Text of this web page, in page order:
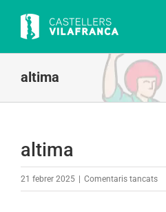
content
altima
altima
21 febrer 2025 Comentaris tancatsa